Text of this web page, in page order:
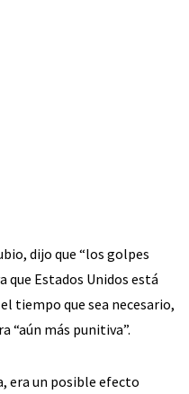
dijo que “los golpes
que Estados Unidos está
tiempo que sea necesario,
“aún más punitiva”.
era un posible efecto